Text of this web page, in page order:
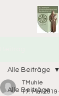
Alle Beiträge
Alle Beiträge
TMuhle
17. Mai 2019